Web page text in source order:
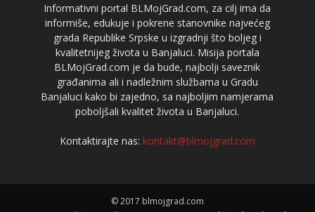
Informativni portal BLMojGrad.com, za cilj ima da
informiše, edukuje i pokrene stanovnike najvećeg
grada Republike Srpske u izgradnji što boljeg i
kvalitetnijeg života u Banjaluci. Misija portala
BLMojGrad.com je da bude, najbolji saveznik
građanima ali i nadležnim službama u Gradu
Banjaluci kako bi zajedno, sa najboljim namjerama
poboljšali kvalitet života u Banjaluci.
Kontaktirajte nas: kontakt@blmojgrad.com
© 2017 blmojgrad.com